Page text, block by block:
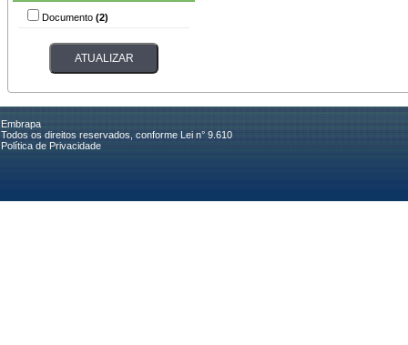
Documento (2)
Embrapa
Todos os direitos reservados, conforme Lei n° 9.610
Política de Privacidade